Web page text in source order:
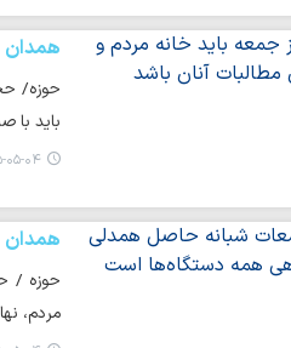
همدان
حوزه/
باید با
۱۴۰۵-۰۵-
همدان
حوزه /
مردم،